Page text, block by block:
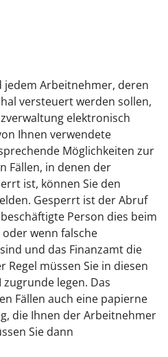
jedem Arbeitnehmer, deren
versteuert werden sollen,
elektronisch
Ihnen verwendete
Möglichkeiten zur
Fällen, in denen der
ist, können Sie den
Gesperrt ist der Abruf
Person dies beim
wenn falsche
und das Finanzamt die
Regel müssen Sie in diesen
zugrunde legen. Das
Fällen auch eine papierne
die Ihnen der Arbeitnehmer
Sie dann